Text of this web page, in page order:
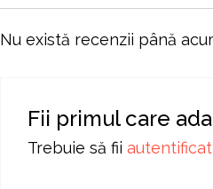
Nu există recenzii până
Fii primul care
Trebuie să fiiautentificat